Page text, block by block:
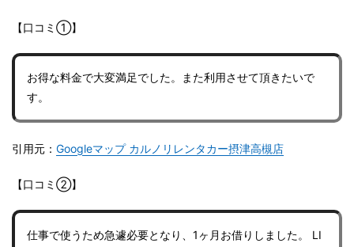
【口コミ①】
お得な料金で大変満足でした。また利用させて頂きたいで
す。
引用元： Googleマップ カルノリレンタカー摂津高槻店
【口コミ②】
仕事で使うため急遽必要となり、1ヶ月お借りしました。 LI